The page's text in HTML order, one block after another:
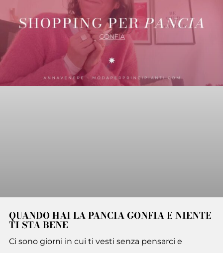
QUANDO HAI LA PANCIA GONFIA E NIENTE
TI STA BENE
Ci sono giorni in cui ti vesti senza pensarci e